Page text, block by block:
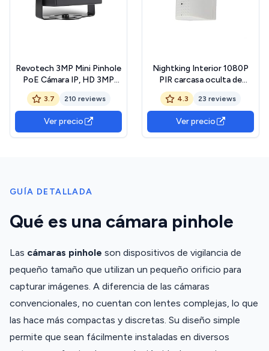
Revotech 3MP Mini Pinhole
PoE Cámara IP, HD 3MP
Cámara Seguridad Interior
Lente 3.7mm, P2P Vista
Remota Cámara de Video
CCTV 20fps H.265 (I706-
2-P-FHW)
3.7 210 reviews
Ver precio
Nightking Interior 1080P
PIR carcasa oculta de
seguridad espía cámara
estenopeica, 48 piezas
940 nm invisibles, 4 en 1
TVI/AHD/CVI/960H, lente
estenopeica de 3,7 mm,
4.3 23 reviews
Ver precio
GUÍA DETALLADA
Qué es una cámara pinhole
Las cámaras pinhole son dispositivos de vigilancia de
pequeño tamaño que utilizan un pequeño orificio para
capturar imágenes. A diferencia de las cámaras
convencionales, no cuentan con lentes complejas, lo que
las hace más compactas y discretas. Su diseño simple
permite que sean fácilmente instaladas en diversos